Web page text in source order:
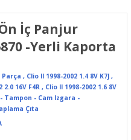
İç Panjur
-Yerli Kaporta
Parça , Clio II 1998-2002 1.4 8V K7J ,
2.0 16V F4R , Clio II 1998-2002 1.6 8V
Tampon - Cam Izgara -
Çıta